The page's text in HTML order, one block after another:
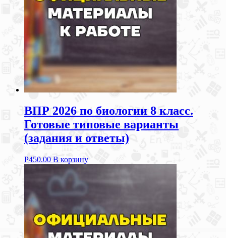
ВПР 2026 по биологии 8 класс.
Готовые типовые варианты
(задания и ответы)
Р450.00 В корзину